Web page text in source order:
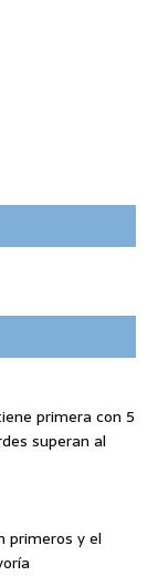
primera con 5
superan al
primeros y el